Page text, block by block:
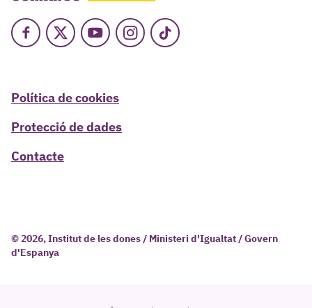
Facebook
X YoutubeInstagram
TikTok
Política de cookies
Protecció de dades
Contacte
© 2026, Institut de les dones / Ministeri d'Igualtat / Govern
d'Espanya